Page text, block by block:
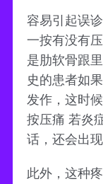
容易引起误
一按有没有
是肋软骨跟
史的患者如
发作，这时
按压痛 若炎
话，还会出
此外，这种